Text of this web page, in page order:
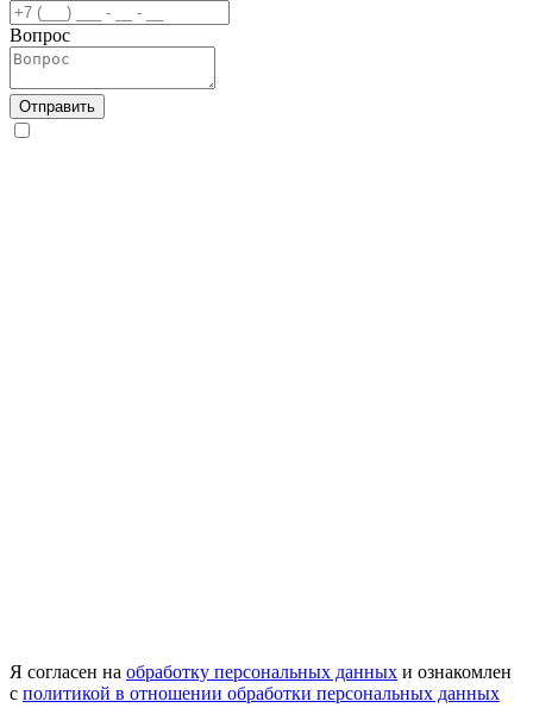
Вопрос
Отправить
Я согласен на обработку персональных данных и ознакомлен
с политикой в отношении обработки персональных данных